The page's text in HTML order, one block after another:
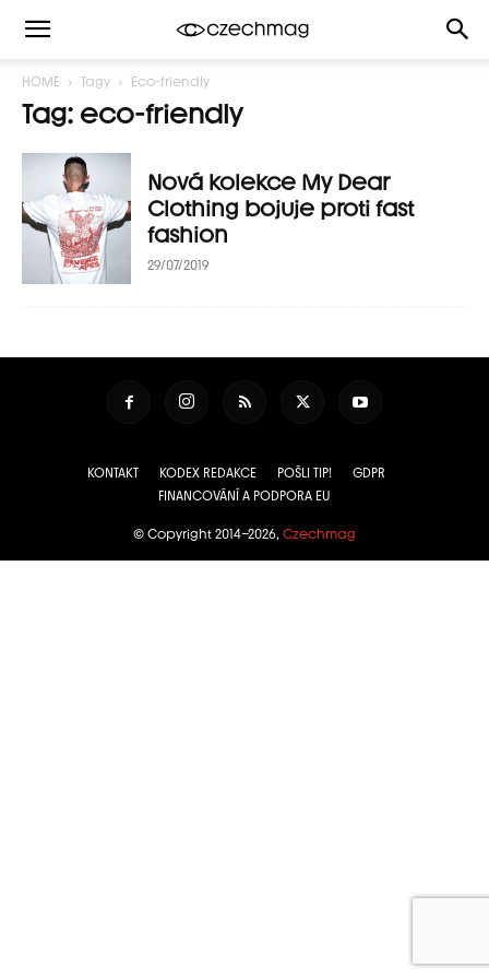
HOME Tagy Eco-friendly
Tag: eco-friendly
Nová kolekce My Dear
Clothing bojuje proti fast
fashion
29/07/2019
KONTAKT KODEX REDAKCE POŠLI TIP!
GDPR
FINANCOVÁNÍ A PODPORA EU
© Copyright 2014–2026, Czechmag